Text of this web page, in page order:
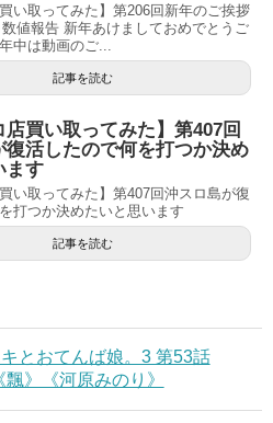
買い取ってみた】第206回新年のご挨拶
数値報告 新年あけましておめでとうご
中は動画のご...
記事を読む
店買い取ってみた】第407回
復活したので何を打つか決め
ます
買い取ってみた】第407回沖スロ島が復
打つか決めたいと思います
記事を読む
とおてんば娘。3 第53話
》《河原みのり》